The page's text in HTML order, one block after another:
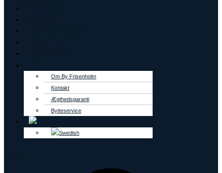
Om By Frisenholm
Kontakt
Ægthedsgaranti
Bytteservice